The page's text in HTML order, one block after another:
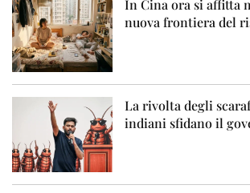
In Cina ora si affitta
nuova frontiera del
La rivolta degli
indiani sfidano il